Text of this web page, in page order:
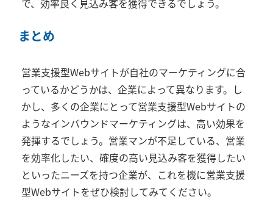
で、効率良く見込み客を獲得できるでしょう。
まとめ
営業支援型Webサイトが自社のマーケティングに合
っているかどうかは、企業によって異なります。し
かし、多くの企業にとって営業支援型Webサイトの
ようなインバウンドマーケティングは、高い効果を
発揮するでしょう。営業マンが不足している、営業
を効率化したい、確度の高い見込み客を獲得したい
といったニーズを持つ企業が、これを機に営業支援
型Webサイトをぜひ検討してみてください。